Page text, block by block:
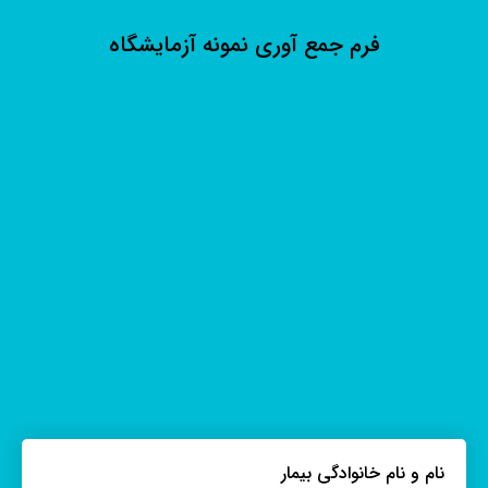
فرم جمع آوری نمونه آزمایشگاه
نام و نام خانوادگی بیمار